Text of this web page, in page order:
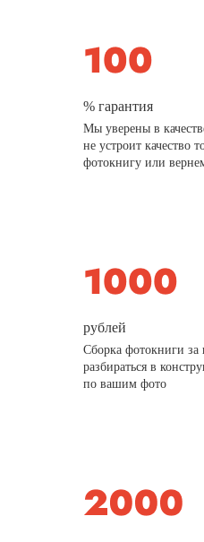
% гарантия
Мы уверены в
не устроит качество
фотокнигу или
рублей
Сборка фотокниги за
разбираться в
по вашим фото